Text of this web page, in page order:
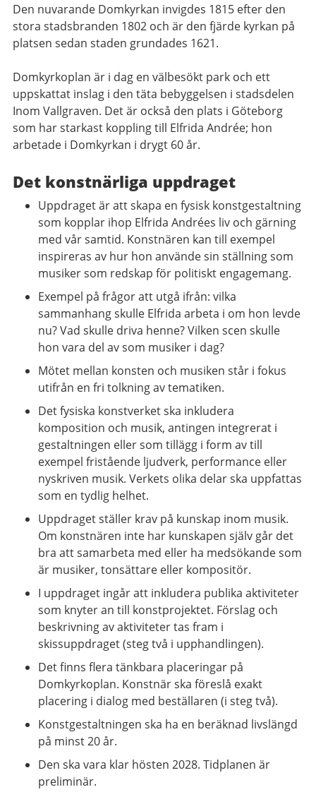
Den nuvarande Domkyrkan invigdes 1815 efter den
stora stadsbranden 1802 och är den fjärde kyrkan på
platsen sedan staden grundades 1621.
Domkyrkoplan är i dag en välbesökt park och ett
uppskattat inslag i den täta bebyggelsen i stadsdelen
Inom Vallgraven. Det är också den plats i Göteborg
som har starkast koppling till Elfrida Andrée; hon
arbetade i Domkyrkan i drygt 60 år.
Det konstnärliga uppdraget
Uppdraget är att skapa en fysisk konstgestaltning
som kopplar ihop Elfrida Andrées liv och gärning
med vår samtid. Konstnären kan till exempel
inspireras av hur hon använde sin ställning som
musiker som redskap för politiskt engagemang.
Exempel på frågor att utgå ifrån: vilka
sammanhang skulle Elfrida arbeta i om hon levde
nu? Vad skulle driva henne? Vilken scen skulle
hon vara del av som musiker i dag?
Mötet mellan konsten och musiken står i fokus
utifrån en fri tolkning av tematiken.
Det fysiska konstverket ska inkludera
komposition och musik, antingen integrerat i
gestaltningen eller som tillägg i form av till
exempel fristående ljudverk, performance eller
nyskriven musik. Verkets olika delar ska uppfattas
som en tydlig helhet.
Uppdraget ställer krav på kunskap inom musik.
Om konstnären inte har kunskapen själv går det
bra att samarbeta med eller ha medsökande som
är musiker, tonsättare eller kompositör.
I uppdraget ingår att inkludera publika aktiviteter
som knyter an till konstprojektet. Förslag och
beskrivning av aktiviteter tas fram i
skissuppdraget (steg två i upphandlingen).
Det finns flera tänkbara placeringar på
Domkyrkoplan. Konstnär ska föreslå exakt
placering i dialog med beställaren (i steg två).
Konstgestaltningen ska ha en beräknad livslängd
på minst 20 år.
Den ska vara klar hösten 2028. Tidplanen är
preliminär.